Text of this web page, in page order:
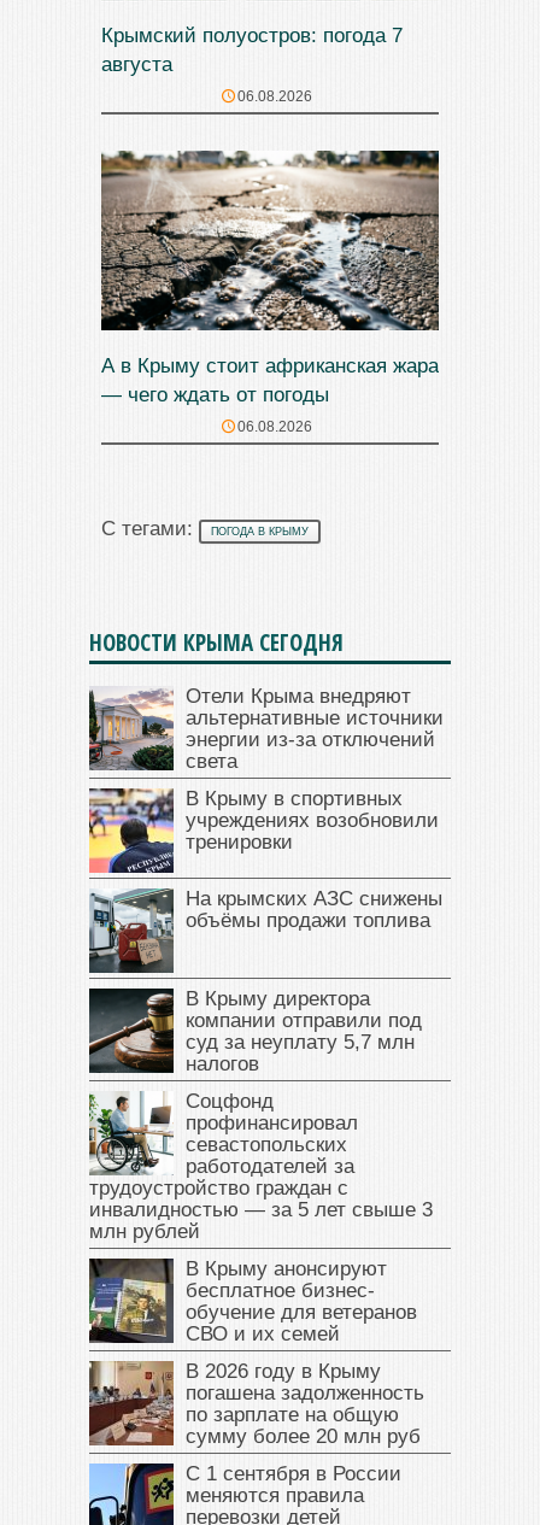
Крымский полуостров: погода 7
августа
06.08.2026
А в Крыму стоит африканская жара
— чего ждать от погоды
06.08.2026
С тегами: ПОГОДА В КРЫМУ
НОВОСТИ КРЫМА СЕГОДНЯ
Отели Крыма внедряют
альтернативные источники
энергии из-за отключений
света
В Крыму в спортивных
учреждениях возобновили
тренировки
На крымских АЗС снижены
объёмы продажи топлива
В Крыму директора
компании отправили под
суд за неуплату 5,7 млн
налогов
Соцфонд
профинансировал
севастопольских
работодателей за
трудоустройство граждан с
инвалидностью — за 5 лет свыше 3
млн рублей
В Крыму анонсируют
бесплатное бизнес-
обучение для ветеранов
СВО и их семей
В 2026 году в Крыму
погашена задолженность
по зарплате на общую
сумму более 20 млн руб
С 1 сентября в России
меняются правила
перевозки детей